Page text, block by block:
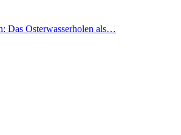
Das Osterwasserholen als…